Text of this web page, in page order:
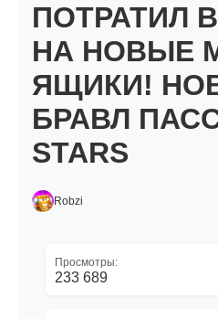
ПОТРАТИЛ
НА НОВЫЕ
ЯЩИКИ!
БРАВЛ ПАСС
STARS
Robzi
Просмотры:
233 689